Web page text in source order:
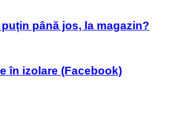
până jos, la magazin?
în izolare (Facebook)